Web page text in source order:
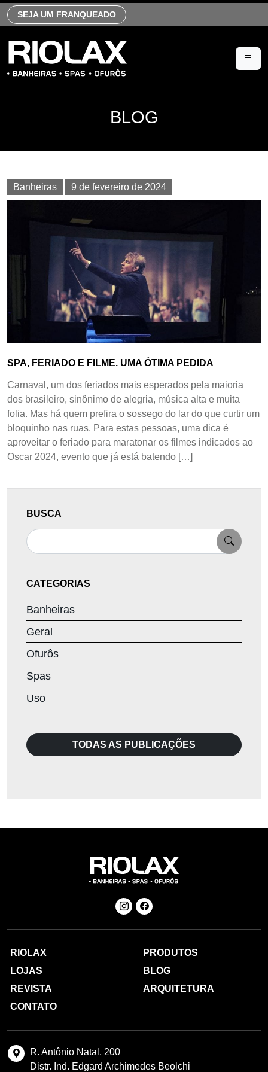
SEJA UM FRANQUEADO
BLOG
Banheiras 9 de fevereiro de 2024
SPA, FERIADO E FILME. UMA ÓTIMA PEDIDA
Carnaval, um dos feriados mais esperados pela maioria
dos brasileiro, sinônimo de alegria, música alta e muita
folia. Mas há quem prefira o sossego do lar do que curtir um
bloquinho nas ruas. Para estas pessoas, uma dica é
aproveitar o feriado para maratonar os filmes indicados ao
Oscar 2024, evento que já está batendo […]
BUSCA
Pesquisar
CATEGORIAS
Banheiras
Geral
Ofurôs
Spas
Uso
TODAS AS PUBLICAÇÕES
RIOLAX
PRODUTOS
LOJAS
BLOG
REVISTA
ARQUITETURA
CONTATO
R. Antônio Natal, 200
Distr. Ind. Edgard Archimedes Beolchi